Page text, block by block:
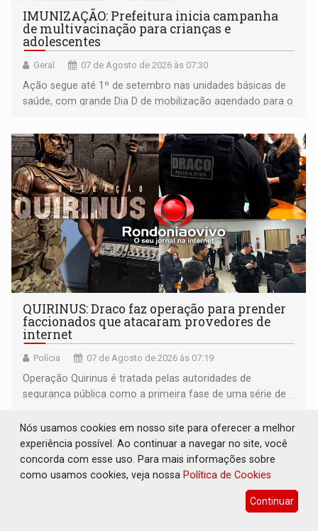
IMUNIZAÇÃO: Prefeitura inicia campanha
de multivacinação para crianças e
adolescentes
Geral 07 de Agosto de 2026 às 07:30
Ação segue até 1º de setembro nas unidades básicas de
saúde, com grande Dia D de mobilização agendado para o
QUIRINUS: Draco faz operação para prender
faccionados que atacaram provedores de
internet
Polícia 07 de Agosto de 2026 às 07:19
Operação Quirinus é tratada pelas autoridades de
segurança pública como a primeira fase de uma série de
Nós usamos cookies em nosso site para oferecer a melhor
experiência possível. Ao continuar a navegar no site, você
concorda com esse uso. Para mais informações sobre
como usamos cookies, veja nossa Política de Cookies
Continuar